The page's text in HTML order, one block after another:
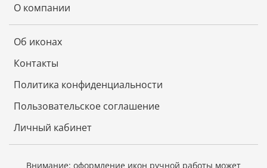
О компании
Об иконах
Контакты
Политика конфиденциальности
Пользовательское соглашение
Личный кабинет
Внимание: оформление икон ручной работы может